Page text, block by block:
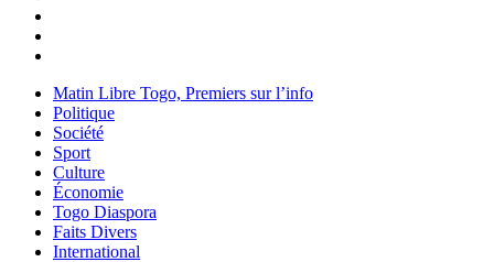
Matin Libre Togo, Premiers sur l’info
Politique
Société
Sport
Culture
Économie
Togo Diaspora
Faits Divers
International